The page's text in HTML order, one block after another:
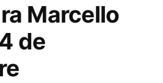
Marcello
de